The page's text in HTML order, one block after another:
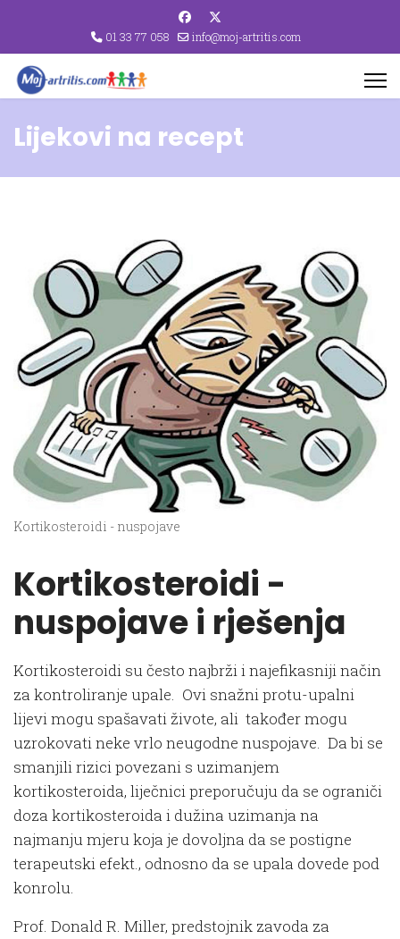
01 33 77 058 info@moj-artritis.com
Lijekovi na recept
Kortikosteroidi - nuspojave
Kortikosteroidi -
nuspojave i rješenja
Kortikosteroidi su često najbrži i najefikasniji način
za kontroliranje upale. Ovi snažni protu-upalni
lijevi mogu spašavati živote, ali također mogu
uzrokovati neke vrlo neugodne nuspojave. Da bi se
smanjili rizici povezani s uzimanjem
kortikosteroida, liječnici preporučuju da se ograniči
doza kortikosteroida i dužina uzimanja na
najmanju mjeru koja je dovoljna da se postigne
terapeutski efekt., odnosno da se upala dovede pod
konrolu.
Prof. Donald R. Miller, predstojnik zavoda za